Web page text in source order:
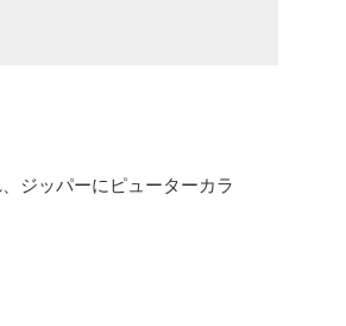
ジッパーにピューターカラ